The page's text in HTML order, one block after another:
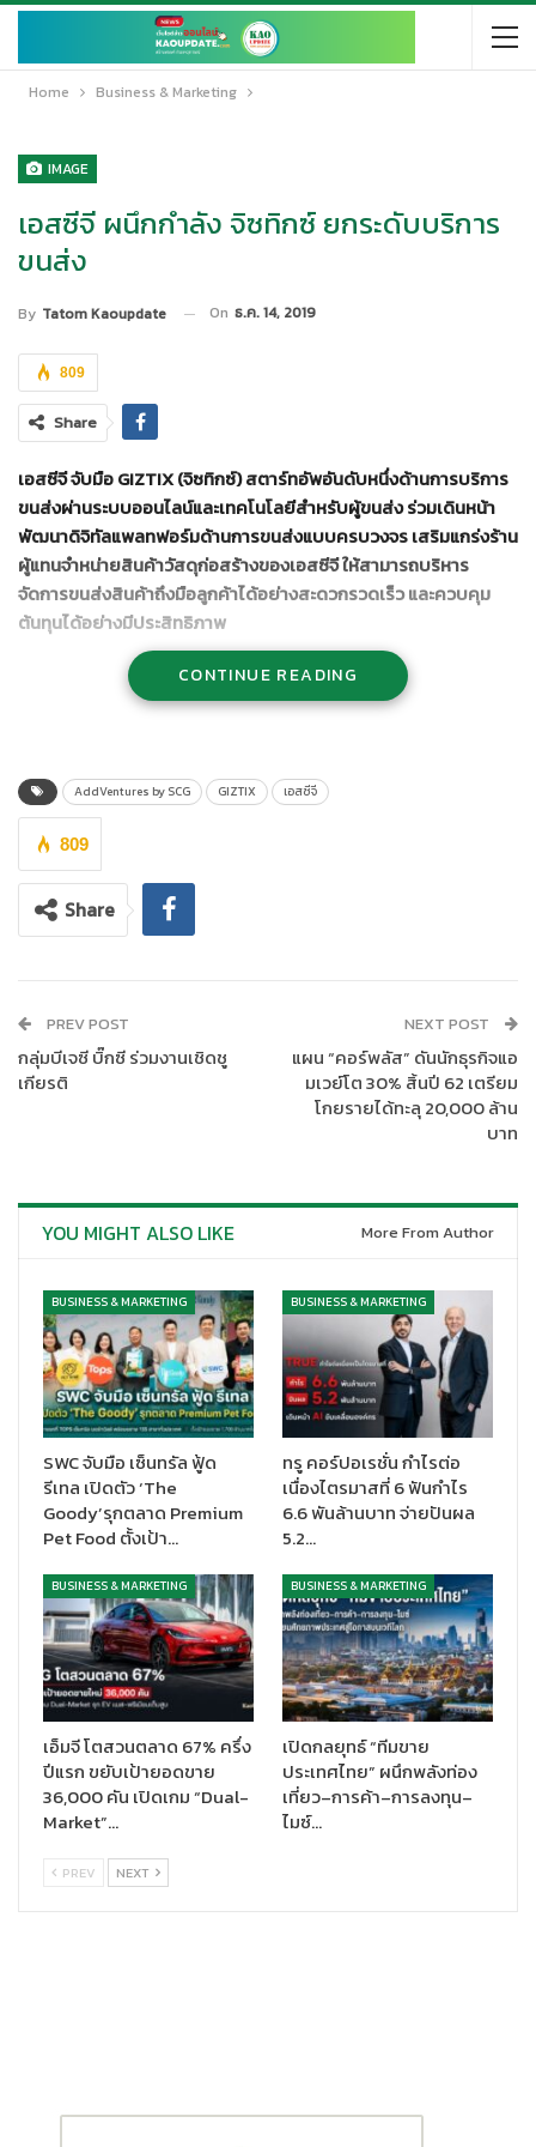
Home Business & Marketing
IMAGE
เอสซีจี ผนึกกำลัง จิซทิกซ์ ยกระดับบริการ
ขนส่ง
By Tatom Kaoupdate On ธ.ค. 14, 2019
809
Share
เอสซีจี จับมือGIZTIX (จิซทิกซ์) สตาร์ทอัพอันดับหนึ่งด้านการบริการ
ขนส่งผ่านระบบออนไลน์และเทคโนโลยีสำหรับผู้ขนส่ง ร่วมเดินหน้า
พัฒนาดิจิทัลแพลทฟอร์มด้านการขนส่งแบบครบวงจร เสริมแกร่งร้าน
ผู้แทนจำหน่ายสินค้าวัสดุก่อสร้างของเอสซีจี ให้สามารถบริหาร
จัดการขนส่งสินค้าถึงมือลูกค้าได้อย่างสะดวกรวดเร็ว และควบคุม
ต้นทุนได้อย่างมีประสิทธิภาพ
นายวิโรจน์ รัตนชัยสิทธิ์ กรรมการผู้จัดการ ธุรกิจจัดจำหน่ายและช่อง
ทางการค้าปลีก ในกลุ่มธุรกิจซีเมนต์และผลิตภัณฑ์ก่อสร้าง เอสซีจี
เปิดเผยว่า “เอสซีจี เล็งเห็นถึงความสำคัญของการเพิ่มศักยภาพให้
กับร้านผู้แทนจำหน่ายสินค้าวัสดุก่อสร้างของเอสซีจี ที่ปัจจุบันมีจำนวน
โฉมและการให้บริการของร้านผู้แทนจำหน่ายด้วยการนำเทคโนโลยี
ร้านผู้แทนจำหน่ายมีรอบการขนส่งสินค้าไปให้ลูกค้าในแต่ละวันเป็น
จำนวนมาก และมีแนวโน้มเพิ่มขึ้นอย่างต่อเนื่อง
เอสซีจี จึงได้พัฒนาดิจิทัลแพลทฟอร์ม ภายใต้ความร่วมมือร่วมกับ
GIZTIX เพื่อช่วยให้ร้านผู้แทนจำหน่ายสามารถขนส่งสินค้าถึงมือลูกค้า
ได้ตรงเวลา สามารถตรวจสอบข้อมูลได้ทุกขณะการขนส่ง (Real
Time) และสามารถสอบถามความพึงพอใจของลูกค้าได้ทันที อีกทั้งยัง
ช่วยควบคุมต้นทุนได้อย่างมีประสิทธิภาพ เนื่องจากแพลทฟอร์มนี้จะ
เก็บบันทึกต้นทุนค่าใช้จ่ายและแสดงผลออกมาให้ร้านผู้แทนจำหน่าย
อีกทั้งร้านผู้แทนจำหน่ายยังสามารถทราบตารางรถขนส่งเพื่อให้
สามารถบริหารรถที่มีอยู่ได้อย่างถูกต้องแม่นยำ และลดขั้นตอนการจัด
เที่ยวรถได้ โดยปัจจุบันมีร้านผู้แทนจำหน่ายเข้าร่วมโครงการแล้วกว่า
100 ราย มีรอบการขนส่งสินค้าไปให้ลูกค้าเฉลี่ย 32,000 เที่ยวต่อ
เดือน ครอบคลุม 50 จังหวัดทั่วประเทศ และยังคงเติบโตต่อเนื่องอีก
ร้อยละ 20 ต่อเดือน นอกจากนี้ เอสซีจี และ GIZTIX ยังร่วมกันบริหาร
การจัดการข้อมูลที่ได้จากการใช้งาน เพื่อนำมาพัฒนาแพลทฟอร์มให้
ตอบโจทย์การใช้งานของผู้แทนจำหน่ายได้ดียิ่งขึ้น”
นายสิทธิศักดิ์ วงศ์สมนึก ประธานบริหารและผู้ก่อตั้ง บริษัท
CONTINUE READING
AddVentures by SCG GIZTIX เอสซีจี
809
Share
PREV POST
กลุ่มบีเจซี บิ๊กซี ร่วมงานเชิดชู
เกียรติ
NEXT POST
แผน “คอร์พลัส” ดันนักธุรกิจแอ
มเวย์โต 30% สิ้นปี 62 เตรียม
โกยรายได้ทะลุ 20,000 ล้าน
บาท
YOU MIGHT ALSO LIKE More From Author
BUSINESS & MARKETING
SWC จับมือ เซ็นทรัล ฟู้ด
รีเทล เปิดตัว ‘The
Goody’รุกตลาด Premium
Pet Food ตั้งเป้า…
BUSINESS & MARKETING
ทรู คอร์ปอเรชั่น กำไรต่อ
เนื่องไตรมาสที่ 6 ฟันกำไร
6.6 พันล้านบาท จ่ายปันผล
5.2…
BUSINESS & MARKETING
เอ็มจี โตสวนตลาด 67% ครึ่ง
ปีแรก ขยับเป้ายอดขาย
36,000 คัน เปิดเกม “Dual-
Market”…
BUSINESS & MARKETING
เปิดกลยุทธ์ “ทีมขาย
ประเทศไทย” ผนึกพลังท่อง
เที่ยว–การค้า–การลงทุน–
ไมซ์…
PREV NEXT